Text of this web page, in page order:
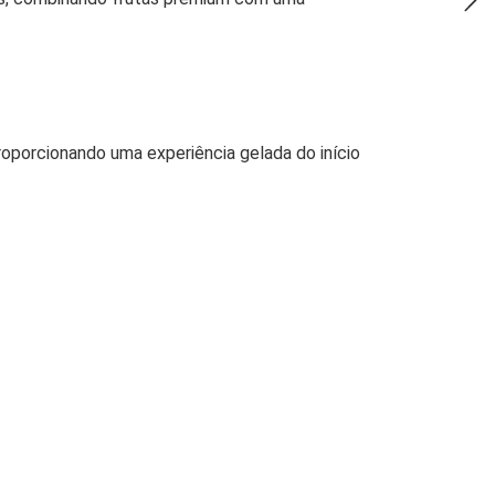
uma experiência gelada do início